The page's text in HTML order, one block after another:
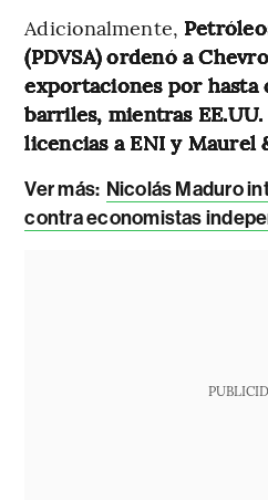
Adicionalmente,
(PDVSA) ordenó a
exportaciones por hasta
barriles, mientras
licencias a ENI y Maurel
Ver más: Nicolás Maduro
contra economistas